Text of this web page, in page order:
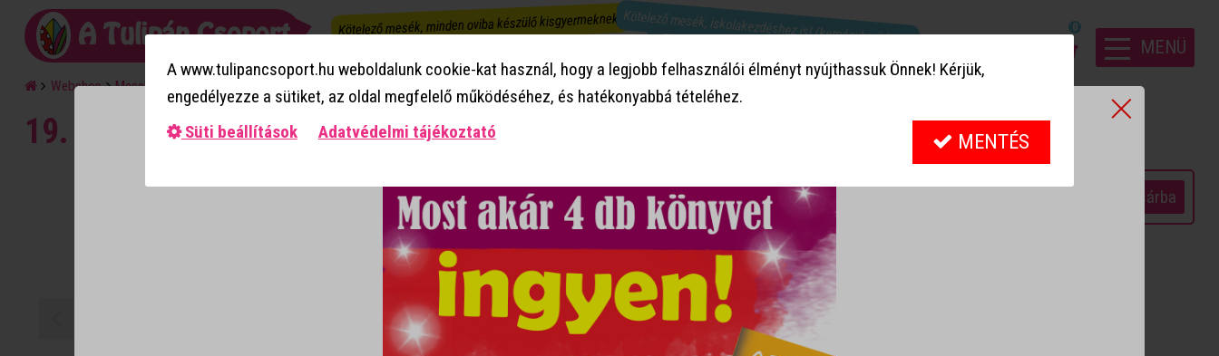
A www.tulipancsoport.hu weboldalunk cookie-kat használ, hogy a legjobb felhasználói élményt nyújthassuk Önnek! Kérjük,
engedélyezze a sütiket, az oldal megfelelő működéséhez, és hatékonyabbá tételéhez.
Süti beállítások
Adatvédelmi tájékoztató MENTÉS
A Tulipán Csoport Kötelező mesék, minden oviba készülő kisgyermeknek!Kötelező mesék, iskolakezdéshez is! (keményborítósak) MENÜ
0
Webshop Mesekönyvsorozat
19. rész - Natali és az óvoda étlapja
1 790 Ft Kosárba
Hármat fizetsz, négyet kapsz!